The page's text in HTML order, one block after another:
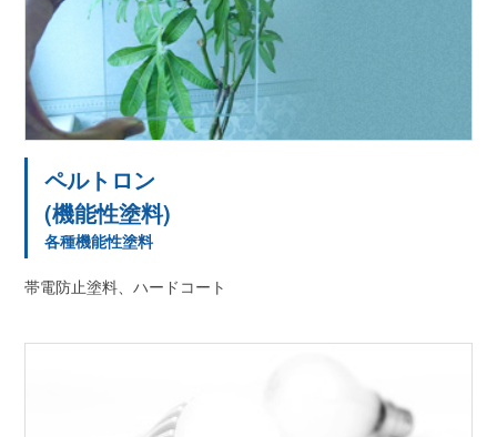
ペルトロン
(機能性塗料)
各種機能性塗料
帯電防止塗料、ハードコート